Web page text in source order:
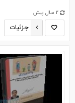
2 سال پیش
جزئیات